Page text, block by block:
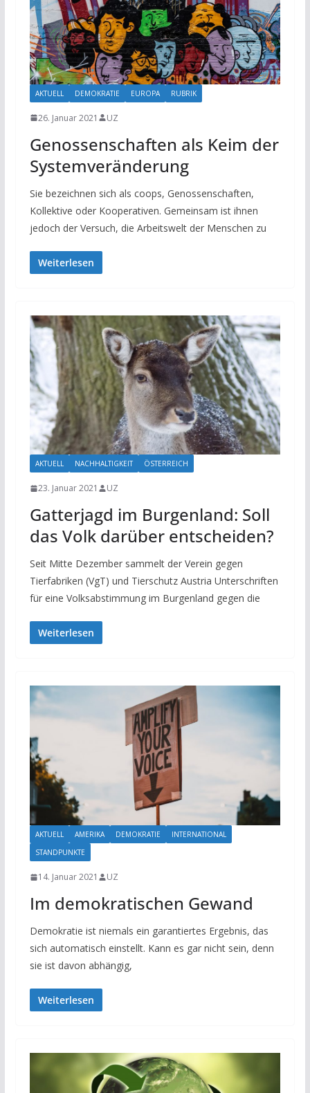
AKTUELL DEMOKRATIE EUROPA RUBRIK
26. Januar 2021 UZ
Genossenschaften als Keim der
Systemveränderung
Sie bezeichnen sich als coops, Genossenschaften,
Kollektive oder Kooperativen. Gemeinsam ist ihnen
jedoch der Versuch, die Arbeitswelt der Menschen zu
Weiterlesen
AKTUELL NACHHALTIGKEIT ÖSTERREICH
23. Januar 2021 UZ
Gatterjagd im Burgenland: Soll
das Volk darüber entscheiden?
Seit Mitte Dezember sammelt der Verein gegen
Tierfabriken (VgT) und Tierschutz Austria Unterschriften
für eine Volksabstimmung im Burgenland gegen die
Weiterlesen
AKTUELL AMERIKA DEMOKRATIE
INTERNATIONAL
STANDPUNKTE
14. Januar 2021 UZ
Im demokratischen Gewand
Demokratie ist niemals ein garantiertes Ergebnis, das
sich automatisch einstellt. Kann es gar nicht sein, denn
sie ist davon abhängig,
Weiterlesen